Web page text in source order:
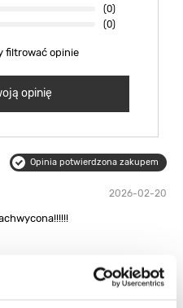
(0)
(0)
filtrować opinie
opinię
Opinia potwierdzona zakupem
2026-02-20